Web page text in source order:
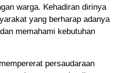
warga. Kehadiran dirinya
yang berharap adanya
memahami kebutuhan
persaudaraan